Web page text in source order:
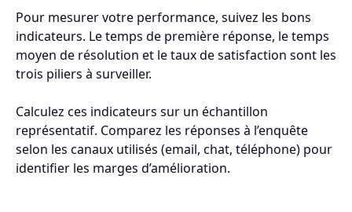
Pour mesurer votre performance, suivez les bons
indicateurs. Le temps de première réponse, le temps
moyen de résolution et le taux de satisfaction sont les
trois piliers à surveiller.
Calculez ces indicateurs sur un échantillon
représentatif. Comparez les réponses à l’enquête
selon les canaux utilisés (email, chat, téléphone) pour
identifier les marges d’amélioration.